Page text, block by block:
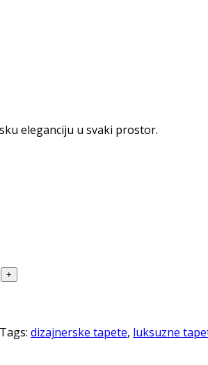
eleganciju u svaki prostor.
Tags: dizajnerske tapete, luksuzne